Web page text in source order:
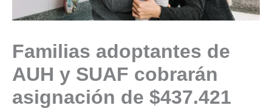
Familias adoptantes de
AUH y SUAF cobrarán
asignación de $437.421